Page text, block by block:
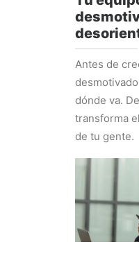
Antes de
dónde va.
transforma
de tu gente.